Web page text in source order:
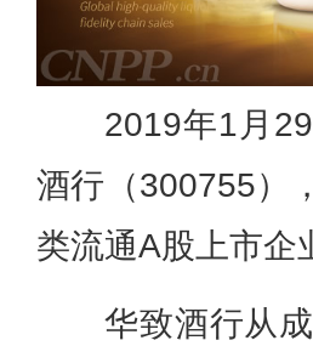
2019年1月
酒行（300755）
类流通A股上市企
华致酒行从